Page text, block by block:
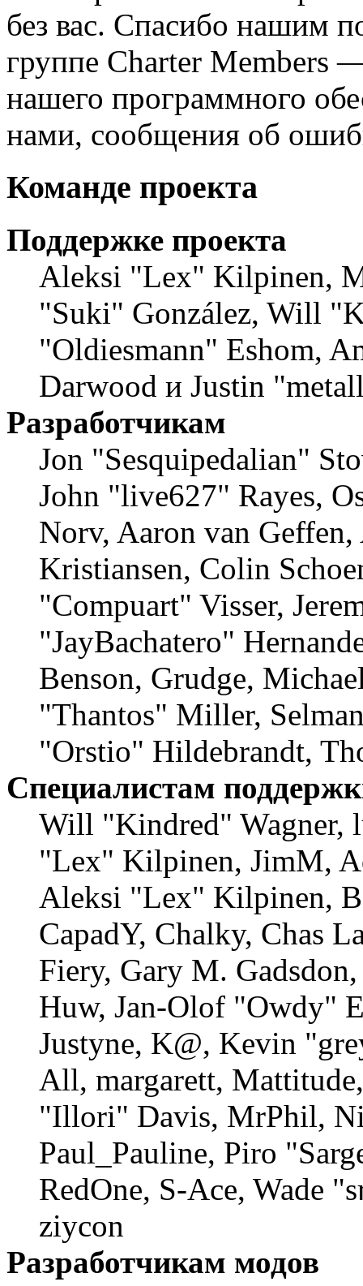
без вас. Спасибо нашим
группе Charter Members
нашего программного
нами, сообщения об
Команде проекта
Поддержке проекта
Aleksi "Lex" Kilpinen,
"Suki" González, Will
"Oldiesmann" Eshom,
Darwood и Justin
Разработчикам
Jon "Sesquipedalian"
John "live627" Rayes,
Norv, Aaron van
Kristiansen, Colin
"Compuart" Visser,
"JayBachatero"
Benson, Grudge,
"Thantos" Miller,
"Orstio" Hildebrandt,
Специалистам
Will "Kindred" Wagner,
"Lex" Kilpinen, JimM,
Aleksi "Lex" Kilpinen,
CapadY, Chalky, Chas
Fiery, Gary M.
Huw, Jan-Olof "Owdy"
Justyne, K@, Kevin
All, margarett,
"Illori" Davis, MrPhil,
Paul_Pauline, Piro
RedOne, S-Ace, Wade
ziycon
Разработчикам модов